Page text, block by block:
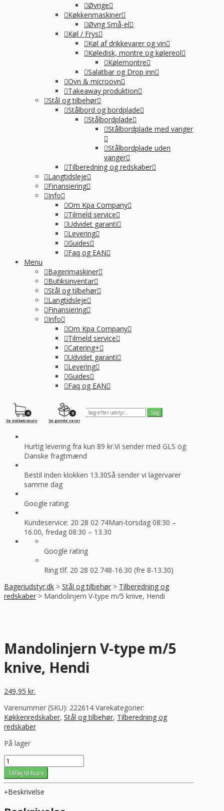
Øvrige
Køkkenmaskiner
Øvrig Små-el
Køl / Frys
Køl af drikkevarer og vin
Køledisk, montre og kølereol
Kølemontre
Salatbar og Drop inn
Ovn & microovn
Takeaway produktion
Stål og tilbehør
Stålbord og bordplade
Stålbordplade
Stålbordplade med vanger
Stålbordplade uden
vanger
Tilberedning og redskaber
Langtidsleje
Finansiering
Info
Om Kpa Company
Tilmeld service
Udvidet garanti
Levering
Guides
Faq og EAN
Menu
Bagerimaskiner
Butiksinventar
Stål og tilbehør
Langtidsleje
Finansiering
Info
Om Kpa Company
Tilmeld service
Catering+
Udvidet garanti
Levering
Guides
Faq og EAN
0
Se gemte varer
0
Se indkøbskurv
Hurtig levering fra kun 89 kr.Vi sender med GLS og
Danske fragtmænd
Bestil inden klokken 13.30Så sender vi lagervarer
samme dag
Google rating:
Kundeservice: 20 28 02 74Man-torsdag 08:30 –
16.00, fredag 08:30 – 13.30
Google rating
Ring tlf. 20 28 02 748-16.30 (fre 8-13.30)
Bageriudstyr.dk > Stål og tilbehør > Tilberedning og
redskaber > Mandolinjern V-type m/5 knive, Hendi
Mandolinjern V-type m/5
knive, Hendi
249,95 kr.
Varenummer (SKU): 222614 Varekategorier:
Køkkenredskaber, Stål og tilbehør, Tilberedning og
redskaber
På lager
Mandolinjern
V-
type
m/5
knive,
Hendi
Tilføj til kurv
Beskrivelse